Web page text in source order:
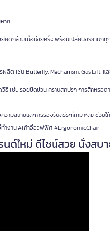
าย
ยดกล้ามเนื้อบ่อยครั้ง พร้อมเปลี่ยนอิริยาบถทุก
ลิต เช่น Butterfly, Mechanism, Gas Lift, แ
วิธี เช่น รอยขีดข่วน คราบสกปรก การสึกหร
ามสบายและการรองรับสรีระที่เหมาะสม ช่ว
ทำงาน #เก้าอี้ออฟฟิศ #ErgonomicChair
นด์ใหม่ ดีไซน์สวย นั่งสบ